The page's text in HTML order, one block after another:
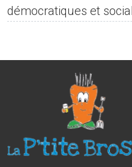
démocratiques et